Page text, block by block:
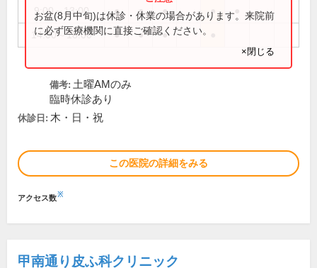
9:00～13:00 ● ● ● ●
14:00～18:00 ● ● ●
お盆(8月中旬)は休診・休業の場合があります。来院前
に必ず医療機関に直接ご確認ください。
×閉じる
備考: 土曜AMのみ
臨時休診あり
休診日: 木・日・祝
この医院の詳細をみる
アクセス数※
甲南通り皮ふ科クリニック